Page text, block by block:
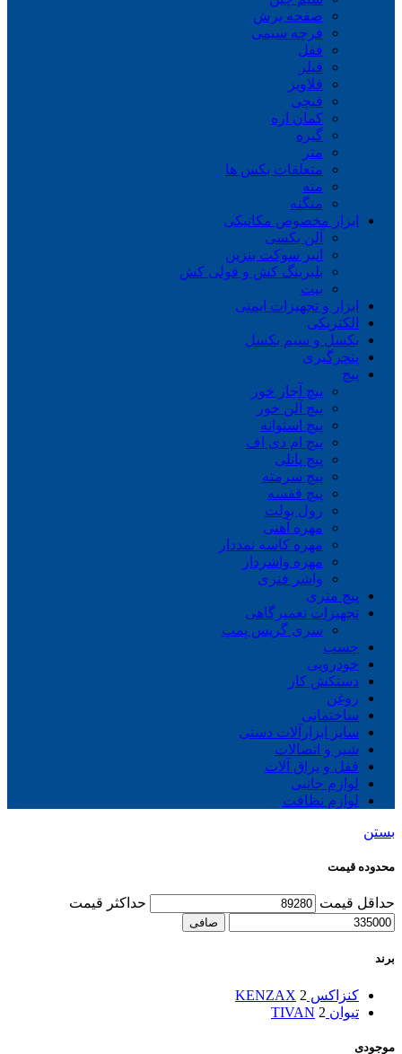
صفحه برش
فرچه سیمی
ففل
فیلر
قلاویز
قیچی
کمان اره
گیره
متر
متعلقات بکس ها
مته
منگنه
ابزار مخصوص مکانیکی
آلن بکسی
انبر سوکت بنزین
بلبرینگ کش و فولی کش
بیت
ابزار و تجهیزات ایمنی
الکتریکی
بکسل و سیم بکسل
پنچرگیری
پیچ
پیچ آچار خور
پیچ آلن خور
پیچ استوانه
پیچ ام دی اف
پیچ پانلی
پیچ سرمته
پیچ قفسه
رول بولت
مهره آهنی
مهره کاسه نمددار
مهره واشردار
واشر فنری
پیچ متری
تجهیزات تعمیرگاهی
سری گریس پمپ
چسب
خودرویی
دستکش کار
روغن
ساختمانی
سایز ابزارآلات دستی
شیر و اتصالات
قفل و یراق آلات
لوازم جانبی
لوازم نظافت
بستن
محدوده قیمت
حداقل قیمت حداكثر قيمت
صافی
برند
کنزاکس KENZAX 2
تیوان TIVAN 2
موجودی